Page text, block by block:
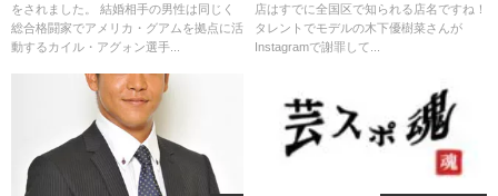
をされました。 結婚相手の男性は同じく
総合格闘家でアメリカ・グアムを拠点に活
動するカイル・アグォン選手...
店はすでに全国区で知られる店名ですね！
タレントでモデルの木下優樹菜さんが
Instagramで謝罪して...